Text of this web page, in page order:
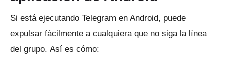
Si está ejecutando Telegram en Android, puede
expulsar fácilmente a cualquiera que no siga la línea
del grupo. Así es cómo: